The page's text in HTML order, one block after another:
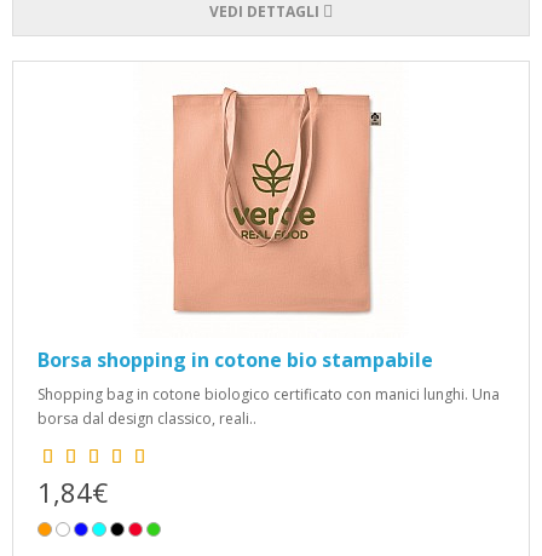
VEDI DETTAGLI
Borsa shopping in cotone bio stampabile
Shopping bag in cotone biologico certificato con manici lunghi. Una
borsa dal design classico, reali..
1,84€